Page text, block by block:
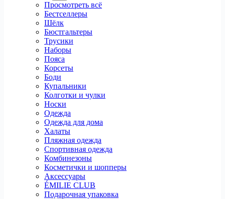
Просмотреть всё
Бестселлеры
Шёлк
Бюстгальтеры
Трусики
Наборы
Пояса
Корсеты
Боди
Купальники
Колготки и чулки
Носки
Одежда
Одежда для дома
Халаты
Пляжная одежда
Спортивная одежда
Комбинезоны
Косметички и шопперы
Аксессуары
ÉMILIE CLUB
Подарочная упаковка